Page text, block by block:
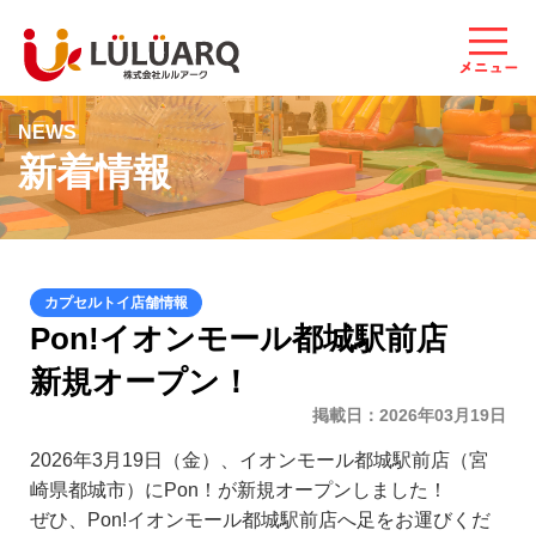
NEWS
新着情報
Pon!イオンモール都城駅前店
新規オープン！
掲載日 2026年03月19日
2026年3月19日（金）、イオンモール都城駅前店（宮
崎県都城市）にPon！が新規オープンしました！
ぜひ、Pon!イオンモール都城駅前店へ足をお運びくだ